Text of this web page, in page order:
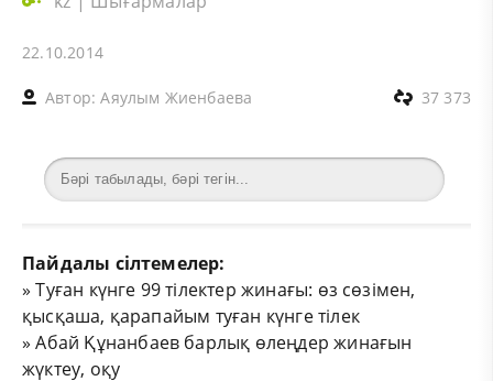
22.10.2014
Автор:Аяулым Жиенбаева 37 373
Пайдалы сілтемелер:
»Туған күнге 99 тілектер жинағы: өз сөзімен,
қысқаша, қарапайым туған күнге тілек
»Абай Құнанбаев барлық өлеңдер жинағын
жүктеу, оқу